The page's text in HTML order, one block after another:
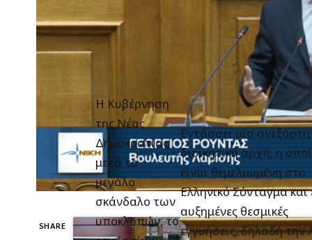
SHARE
Η Κυβέρνηση
της Νέας
Δημοκρατίας
μετά το
μεγάλο
σκάνδαλο των
υποκλοπών, το
Εντάσσει μία
διοικητική αρχή, η
είναι θεμελιωμένη στο
Ελληνικό Σύνταγμα και
αυξημένες θεσμικές
εγγυήσεις, δηλαδή την